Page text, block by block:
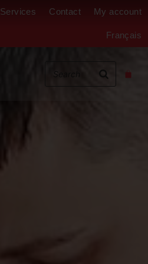
Services Contact My account
Français